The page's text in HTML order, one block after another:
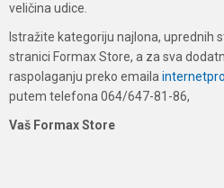
veličina udice.
Istražite kategoriju najlona, uprednih
stranici Formax Store, a za sva
raspolaganju preko emaila
putem telefona 064/647-81-86,
Vaš Formax Store